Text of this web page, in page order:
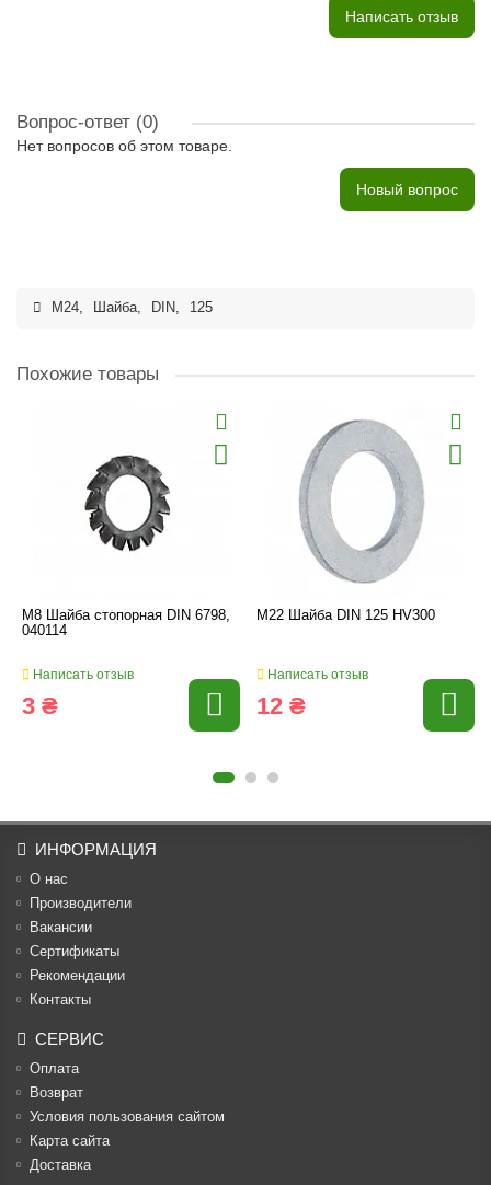
Написать отзыв
Вопрос-ответ (0)
Нет вопросов об этом товаре.
Новый вопрос
M24, Шайба, DIN, 125
Похожие товары
M8 Шайба стопорная DIN 6798,
040114
Написать отзыв
3 ₴
M22 Шайба DIN 125 HV300
Написать отзыв
12 ₴
ИНФОРМАЦИЯ
О нас
Производители
Вакансии
Cертификаты
Рекомендации
Контакты
СЕРВИС
Оплата
Возврат
Условия пользования сайтом
Карта сайта
Доставка